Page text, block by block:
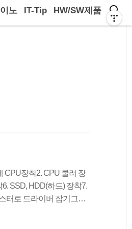
노 IT-Tip HW/SW제품
CPU장착2. CPU 쿨러 장
SSD, HDD(하드) 장착7.
터로 드라이버 잡기그래